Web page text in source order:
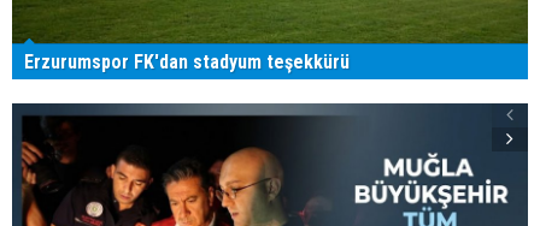
Erzurumspor FK'dan stadyum teşekkürü